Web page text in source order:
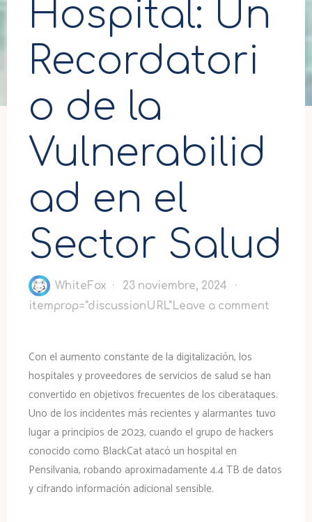
Hospital: Un
Recordatori
o de la
Vulnerabilid
ad en el
Sector Salud
WhiteFox
23 noviembre, 2024
itemprop="discussionURL"Leave a comment
Con el aumento constante de la digitalización, los
hospitales y proveedores de servicios de salud se han
convertido en objetivos frecuentes de los ciberataques.
Uno de los incidentes más recientes y alarmantes tuvo
lugar a principios de 2023, cuando el grupo de hackers
conocido como BlackCat atacó un hospital en
Pensilvania, robando aproximadamente 4.4 TB de datos
y cifrando información adicional sensible.